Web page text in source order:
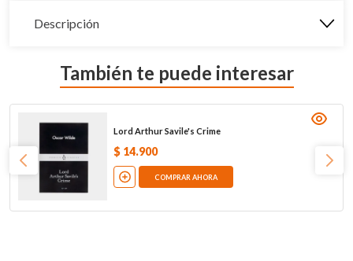
Descripción
También te puede interesar
Lord Arthur Savile's Crime
$ 14.900
COMPRAR AHORA